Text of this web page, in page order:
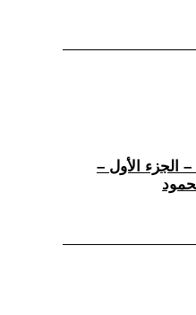
– الجزء الأول –